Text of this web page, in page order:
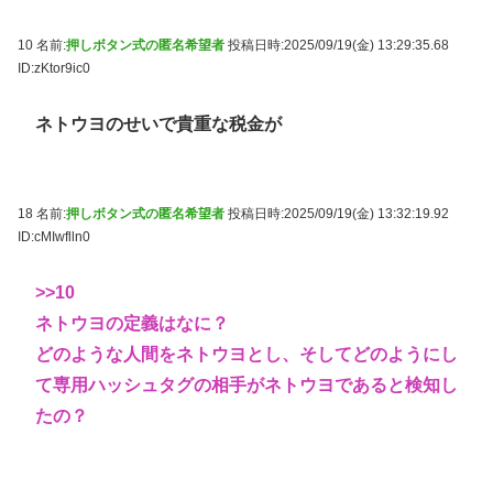
10 名前:押しボタン式の匿名希望者 投稿日時:2025/09/19(金) 13:29:35.68
ID:zKtor9ic0
ネトウヨのせいで貴重な税金が
18 名前:押しボタン式の匿名希望者 投稿日時:2025/09/19(金) 13:32:19.92
ID:cMIwflln0
>>10
ネトウヨの定義はなに？
どのような人間をネトウヨとし、そしてどのようにし
て専用ハッシュタグの相手がネトウヨであると検知し
たの？